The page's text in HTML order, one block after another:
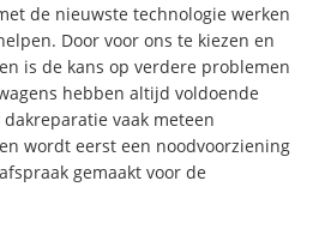
de nieuwste technologie werken
Door voor ons te kiezen en
is de kans op verdere problemen
hebben altijd voldoende
vaak meteen
wordt eerst een noodvoorziening
gemaakt voor de